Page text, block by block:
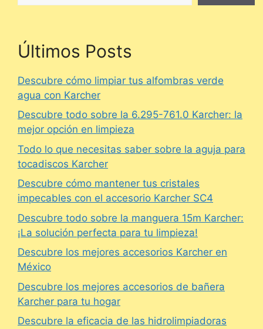
Últimos Posts
Descubre cómo limpiar tus alfombras verde
agua con Karcher
Descubre todo sobre la 6.295-761.0 Karcher: la
mejor opción en limpieza
Todo lo que necesitas saber sobre la aguja para
tocadiscos Karcher
Descubre cómo mantener tus cristales
impecables con el accesorio Karcher SC4
Descubre todo sobre la manguera 15m Karcher:
¡La solución perfecta para tu limpieza!
Descubre los mejores accesorios Karcher en
México
Descubre los mejores accesorios de bañera
Karcher para tu hogar
Descubre la eficacia de las hidrolimpiadoras